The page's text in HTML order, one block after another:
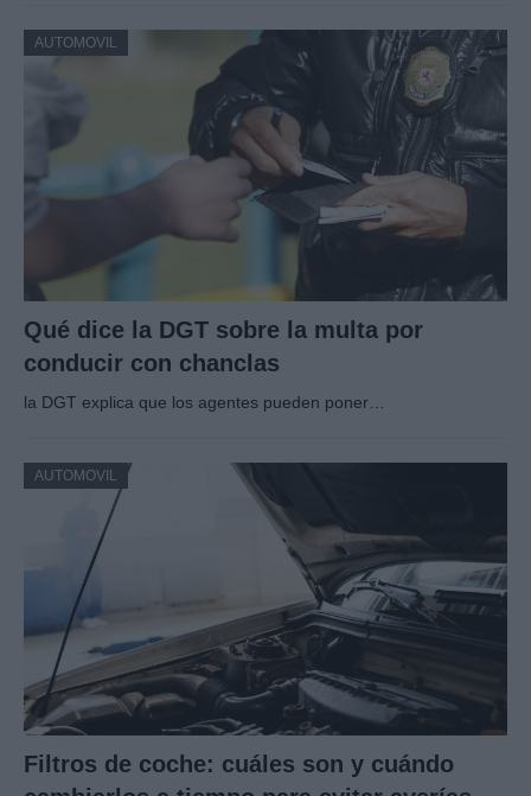
AUTOMOVIL
Qué dice la DGT sobre la multa por
conducir con chanclas
la DGT explica que los agentes pueden poner…
AUTOMOVIL
Filtros de coche: cuáles son y cuándo